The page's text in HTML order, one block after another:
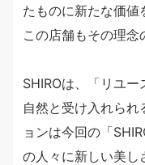
たものに新たな価値
この店舗もその理念
SHIROは、「リユ
自然と受け入れら
ョンは今回の「
の人々に新しい美し